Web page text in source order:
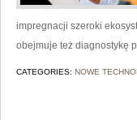
impregnacji szeroki
obejmuje też diagnostykę
CATEGORIES: NOWE